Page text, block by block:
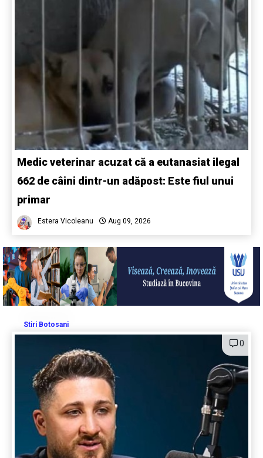
Medic veterinar acuzat că a eutanasiat ilegal
662 de câini dintr-un adăpost: Este fiul unui
primar
Estera Vicoleanu Aug 09, 2026
Stiri Botosani
0